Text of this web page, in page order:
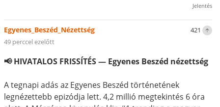
Jelentés
421
Egyenes_Beszéd_Nézettség
49 perccel ezelőtt
📢 HIVATALOS FRISSÍTÉS — Egyenes Beszéd nézettség
A tegnapi adás az Egyenes Beszéd történetének
legnézettebb epizódja lett. 4,2 millió megtekintés 6 óra